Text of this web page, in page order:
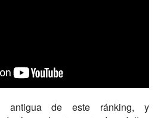
antigua de este ránking, y